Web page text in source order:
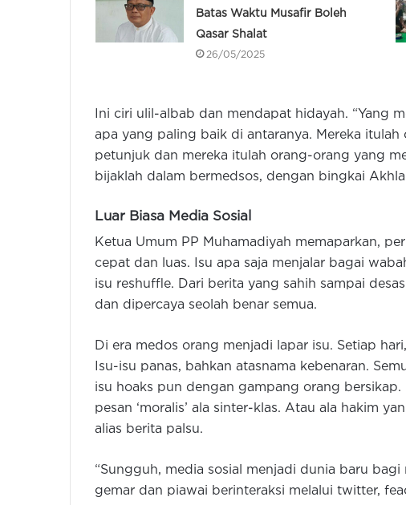
Batas Waktu Musafir Boleh
Qasar Shalat
26/05/2025
Ini ciri ulil-albab dan mendapat hidayah. “Yang
apa yang paling baik di antaranya. Mereka
petunjuk dan mereka itulah orang-orang yang
bijaklah dalam bermedsos, dengan bingkai
Luar Biasa Media Sosial
Ketua Umum PP Muhamadiyah memaparkan,
cepat dan luas. Isu apa saja menjalar bagai
isu reshuffle. Dari berita yang sahih sampai
dan dipercaya seolah benar semua.
Di era medos orang menjadi lapar isu. Setiap
Isu-isu panas, bahkan atasnama kebenaran.
isu hoaks pun dengan gampang orang
pesan ‘moralis’ ala sinter-klas. Atau ala hakim
alias berita palsu.
“Sungguh, media sosial menjadi dunia baru bagi
gemar dan piawai berinteraksi melalui twitter,